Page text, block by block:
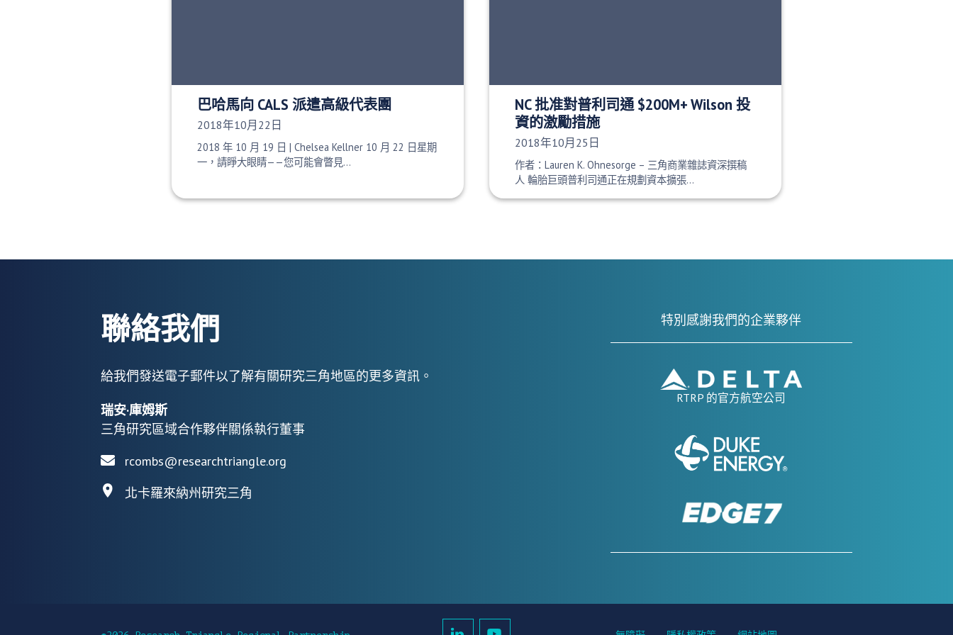
巴哈馬向 CALS 派遣高級代表團
發布日期：
2018年10月22日
2018 年 10 月 19 日 | Chelsea Kellner 10 月 22 日星期
一，請睜大眼睛——您可能會瞥見…
NC 批准對普利司通 $200M+ Wilson 投
資的激勵措施
發布日期：
2018年10月25日
作者：Lauren K. Ohnesorge – 三角商業雜誌資深撰稿
人 輪胎巨頭普利司通正在規劃資本擴張…
聯絡我們
給我們發送電子郵件以了解有關研究三角地區的更多資訊。
瑞安·庫姆斯
三角研究區域合作夥伴關係執行董事
rcombs@researchtriangle.org
北卡羅來納州研究三角
特別感謝我們的企業夥伴
RTRP 的官方航空公司